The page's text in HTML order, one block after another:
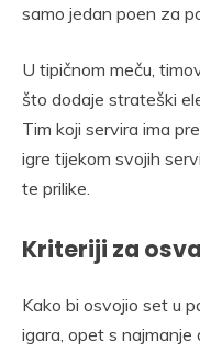
samo jedan poen za
U tipičnom meču,
što dodaje strateški
Tim koji servira ima
igre tijekom svojih
te prilike.
Kriteriji za
Kako bi osvojio set u
igara, opet s